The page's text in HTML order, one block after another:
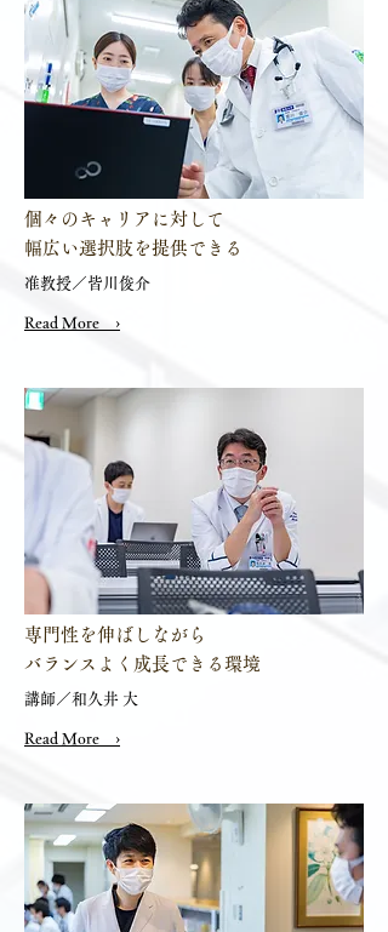
​個々のキャリアに対して
幅広い選択肢を提供できる
准教授／皆川俊介
Read More ›
専門性を伸ばしながら
バランスよく成長できる環境
講師／和久井 大
Read More ›